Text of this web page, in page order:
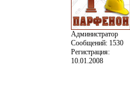
Администратор
Сообщений: 1530
Регистрация:
10.01.2008